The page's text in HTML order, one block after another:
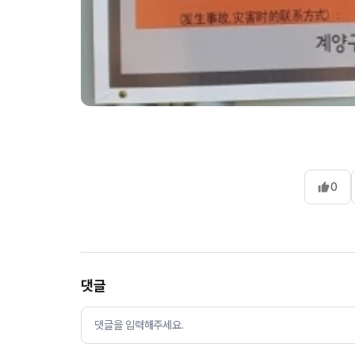
0
댓글
댓글을 입력해주세요.